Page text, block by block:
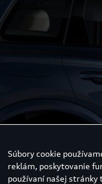
Súbory cookie
reklám, poskytovanie
používaní našej